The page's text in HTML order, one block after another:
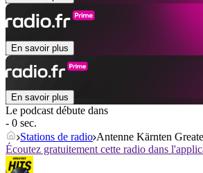
En savoir plus
En savoir plus
Le podcast débute dans
- 0 sec.
Stations de radio Antenne Kärnten
Écoutez gratuitement cette radio dans